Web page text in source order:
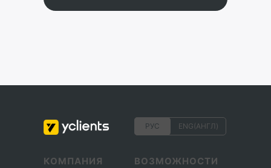
КОМПАНИЯ ВОЗМОЖНОСТИ
РУС ENG(АНГЛ)